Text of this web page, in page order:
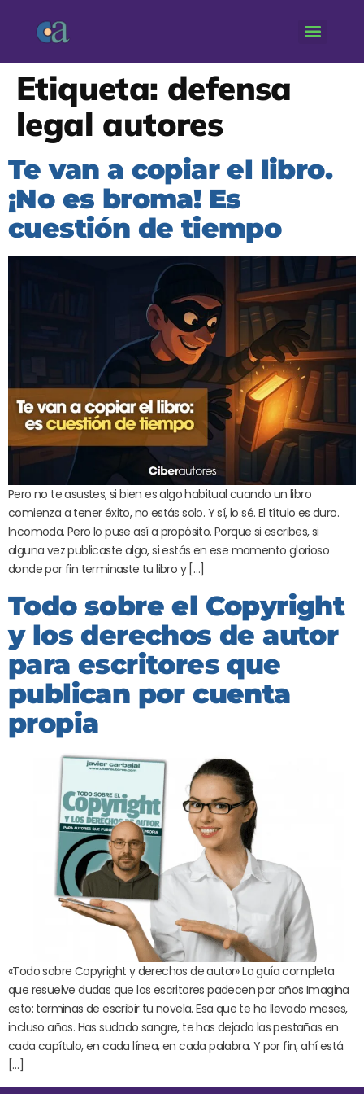
Etiqueta: defensa
legal autores
Te van a copiar el libro.
¡No es broma! Es
cuestión de tiempo
Pero no te asustes, si bien es algo habitual cuando un libro
comienza a tener éxito, no estás solo. Y sí, lo sé. El título es duro.
Incomoda. Pero lo puse así a propósito. Porque si escribes, si
alguna vez publicaste algo, si estás en ese momento glorioso
donde por fin terminaste tu libro y […]
Todo sobre el Copyright
y los derechos de autor
para escritores que
publican por cuenta
propia
«Todo sobre Copyright y derechos de autor» La guía completa
que resuelve dudas que los escritores padecen por años Imagina
esto: terminas de escribir tu novela. Esa que te ha llevado meses,
incluso años. Has sudado sangre, te has dejado las pestañas en
cada capítulo, en cada línea, en cada palabra. Y por fin, ahí está.
[…]